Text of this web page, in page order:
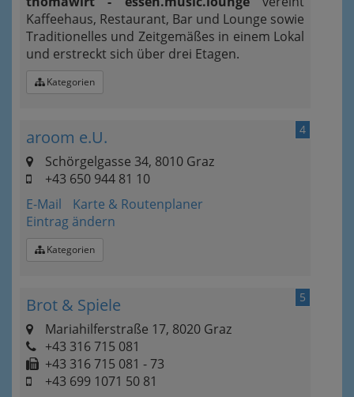
Kaffeehaus, Restaurant, Bar und Lounge sowie
Traditionelles und Zeitgemäßes in einem Lokal
und erstreckt sich über drei Etagen.
Kategorien
4
aroom e.U.
Schörgelgasse 34, 8010 Graz
+43 650 944 81 10
E-Mail
Karte & Routenplaner
Eintrag ändern
Kategorien
5
Brot & Spiele
Mariahilferstraße 17, 8020 Graz
+43 316 715 081
+43 316 715 081 - 73
+43 699 1071 50 81